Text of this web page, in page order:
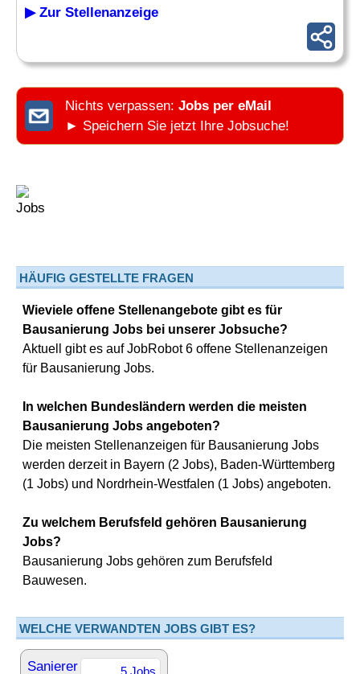
▶ Zur Stellenanzeige
Nichts verpassen: Jobs per eMail
► Speichern Sie jetzt Ihre Jobsuche!
HÄUFIG GESTELLTE FRAGEN
Wieviele offene Stellenangebote gibt es für
Bausanierung Jobs bei unserer Jobsuche?
Aktuell gibt es auf JobRobot 6 offene Stellenanzeigen
für Bausanierung Jobs.
In welchen Bundesländern werden die meisten
Bausanierung Jobs angeboten?
Die meisten Stellenanzeigen für Bausanierung Jobs
werden derzeit in Bayern (2 Jobs), Baden-Württemberg
(1 Jobs) und Nordrhein-Westfalen (1 Jobs) angeboten.
Zu welchem Berufsfeld gehören Bausanierung
Jobs?
Bausanierung Jobs gehören zum Berufsfeld
Bauwesen.
WELCHE VERWANDTEN JOBS GIBT ES?
Sanierer 5 Jobs